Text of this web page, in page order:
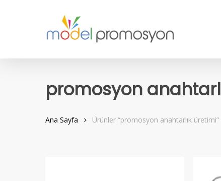
promosyon
Ana Sayfa Ürünler “promosyon anahtarlık